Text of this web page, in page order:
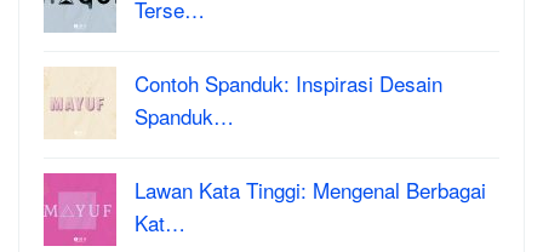
Terse…
Contoh Spanduk: Inspirasi Desain
Spanduk…
Lawan Kata Tinggi: Mengenal Berbagai
Kat…